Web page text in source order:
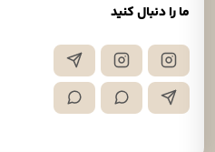
ما را دنبال کنید